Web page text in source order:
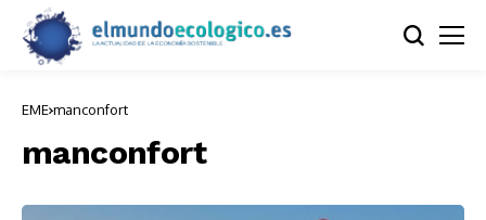
EME manconfort
manconfort